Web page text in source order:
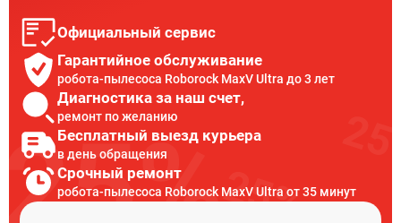
Официальный сервис
Гарантийное обслуживание
робота-пылесоса Roborock MaxV Ultra до 3 лет
Диагностика за наш счет,
ремонт по желанию
Бесплатный выезд курьера
в день обращения
Срочный ремонт
робота-пылесоса Roborock MaxV Ultra от 35 минут